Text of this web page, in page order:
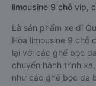
limousine 9 chỗ vip,
Là sản phẩm xe đi
Hòa limousine 9 chỗ
lại với các ghế bọc
chuyến hành trình
như các ghế bọc da